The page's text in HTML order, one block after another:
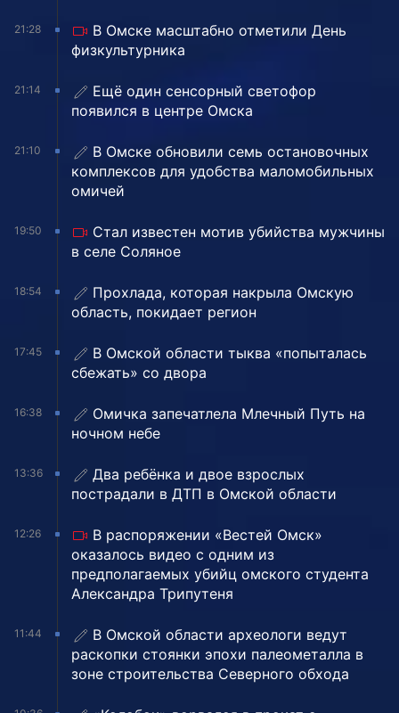
21:28
В Омске масштабно отметили День
физкультурника
21:14
Ещё один сенсорный светофор
появился в центре Омска
21:10
В Омске обновили семь остановочных
комплексов для удобства маломобильных
омичей
19:50
Стал известен мотив убийства мужчины
в селе Соляное
18:54
Прохлада, которая накрыла Омскую
область, покидает регион
17:45
В Омской области тыква «попыталась
сбежать» со двора
16:38
Омичка запечатлела Млечный Путь на
ночном небе
13:36
Два ребёнка и двое взрослых
пострадали в ДТП в Омской области
12:26
В распоряжении «Вестей Омск»
оказалось видео с одним из
предполагаемых убийц омского студента
Александра Трипутеня
11:44
В Омской области археологи ведут
раскопки стоянки эпохи палеометалла в
зоне строительства Северного обхода